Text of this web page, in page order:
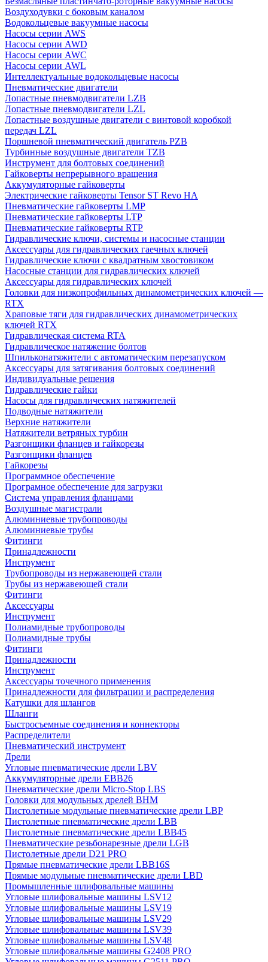
Воздуходувки с боковым каналом
Водокольцевые вакуумные насосы
Насосы серии AWS
Насосы серии AWD
Насосы серии AWC
Насосы серии AWL
Интеллектуальные водокольцевые насосы
Пневматические двигатели
Лопастные пневмодвигатели LZB
Лопастные пневмодвигатели LZL
Лопастные воздушные двигатели с винтовой коробкой
передач LZL
Поршневой пневматический двигатель PZB
Турбинные воздушные двигатели TZB
Инструмент для болтовых соединений
Гайковерты непрерывного вращения
Аккумуляторные гайковерты
Электрические гайковерты Tensor ST Revo HA
Пневматические гайковерты LMP
Пневматические гайковерты LTP
Пневматические гайковерты RTP
Гидравлические ключи, системы и насосные станции
Аксессуары для гидравлических гаечных ключей
Гидравлические ключи с квадратным хвостовиком
Насосные станции для гидравлических ключей
Аксессуары для гидравлических ключей
Головки для низкопрофильных динамометрических ключей —
RTX
Храповые тяги для гидравлических динамометрических
ключей RTX
Гидравлическая система RTA
Гидравлическое натяжение болтов
Шпильконатяжители с автоматическим перезапуском
Аксессуары для затягивания болтовых соединений
Индивидуальные решения
Гидравлические гайки
Насосы для гидравлических натяжителей
Подводные натяжители
Верхние натяжители
Натяжители ветряных турбин
Разгонщики фланцев и гайкорезы
Разгонщики фланцев
Гайкорезы
Программное обеспечение
Програмное обеспечение для загрузки
Система управления фланцами
Воздушные магистрали
Алюминиевые трубопроводы
Алюминиевые трубы
Фитинги
Принадлежности
Инструмент
Трубопроводы из нержавеющей стали
Трубы из нержавеющей стали
Фитинги
Аксессуары
Инструмент
Полиамидные трубопроводы
Полиамидные трубы
Фитинги
Принадлежности
Инструмент
Аксессуары точечного применения
Принадлежности для фильтрации и распределения
Катушки для шлангов
Шланги
Быстросъемные соединения и коннекторы
Распределители
Пневматический инструмент
Дрели
Угловые пневматические дрели LBV
Аккумуляторные дрели EBB26
Пневматические дрели Micro-Stop LBS
Головки для модульных дрелей BHM
Пистолетные модульные пневматические дрели LBP
Пистолетные пневматические дрели LBB
Пистолетные пневматические дрели LBB45
Пневматические резьбонарезные дрели LGB
Пистолетные дрели D21 PRO
Прямые пневматические дрели LBB16S
Прямые модульные пневматические дрели LBD
Промышленные шлифовальные машины
Угловые шлифовальные машины LSV12
Угловые шлифовальные машины LSV19
Угловые шлифовальные машины LSV29
Угловые шлифовальные машины LSV39
Угловые шлифовальные машины LSV48
Угловые шлифовальные машины G2408 PRO